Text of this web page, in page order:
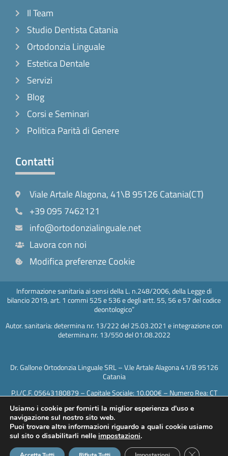
Il Team
Studio Dentista Catania
Ortodonzia Linguale
Estetica Dentale
Servizi
Blog
Corsi e Seminari
Politica Parità di Genere
Contatti
Viale Artale Alagona, 41\B 95126 Catania(CT)
+39 095 7462121
info@ortodonzialinguale.net
Lavora con noi
Modifica preferenze Cookie
Informazione sanitaria ai sensi della L. n.248/2006, della Legge di
bilancio 2019, art. 1 commi 525 e 536 e degli artt. 55, 56 e 57 del codice
deontologico”
Autor. sanitaria: determina nr. 13/222 del 25.03.2021 e integrazione con
determina nr. 13/550 del 01.08.2022
Dr. Gallone Ortodonzia Linguale SRL – V.le Artale Alagona 41/B 95126
Catania
P.I./C.F. 05643180879 – Capitale Sociale: 10.000€ – Numero Rea: CT
Direttore sanitario Dottor Mariano Gallone, iscrizione all’albo degli
odontoiatri di Catania n 471
© Copyright 2025 -Privacy & Cookie Policy
Usiamo i cookie per fornirti la miglior esperienza d'uso e
navigazione sul nostro sito web.
Puoi trovare altre informazioni riguardo a quali cookie usiamo
sul sito o disabilitarli nelle impostazioni.
Close